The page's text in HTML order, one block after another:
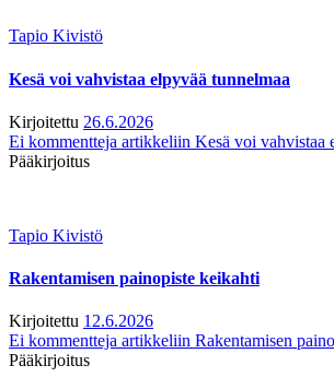
Tapio Kivistö
Kesä voi vahvistaa elpyvää tunnelmaa
Kirjoitettu 26.6.2026
Ei kommentteja artikkeliin Kesä voi vahvistaa
Pääkirjoitus
Tapio Kivistö
Rakentamisen painopiste keikahti
Kirjoitettu 12.6.2026
Ei kommentteja artikkeliin Rakentamisen
Pääkirjoitus